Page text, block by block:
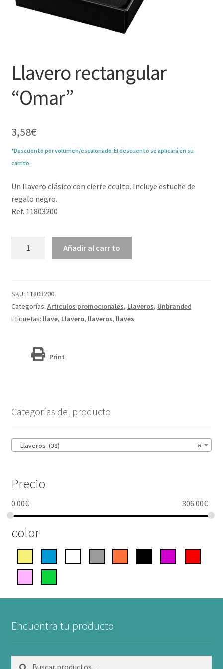
Llavero rectangular
“Omar”
3,58€
*Descuento por volumen/escalonado: El descuento se aplicará en su
carrito.
Un llavero clásico con cierre oculto. Incluye estuche de
regalo negro.
Ref. 11803200
Añadir al carrito
SKU: 11803200
Categorías: Articulos promocionales, Llaveros, Unbranded
Etiquetas: llave, Llavero, llaveros, llaves
Print
Categorías del producto
×
Llaveros (38)
Precio
0.00€ 306.00€
color
Encuentra tu producto
Buscar
Buscar